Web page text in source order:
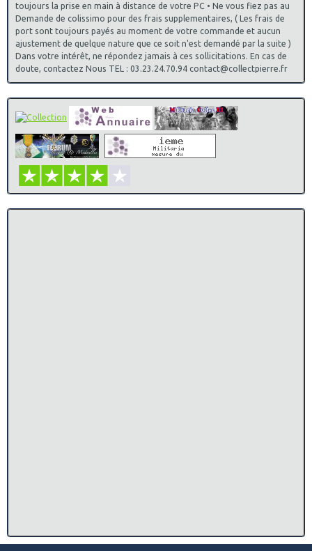
toujours la prise en main à distance de votre PC • Ne vous fiez pas au
Demande de colissimo pour des frais supplementaires, ( Les frais de
port sont toujours payés au moment de votre commande et aucun
ajustement de quelque nature que ce soit n'est demandé par la suite )
Dans votre intérêt, ne répondez jamais à ces sollicitations. En cas de
doute, contactez Nous TEL : 03.23.24.70.94 contact@collectpierre.fr